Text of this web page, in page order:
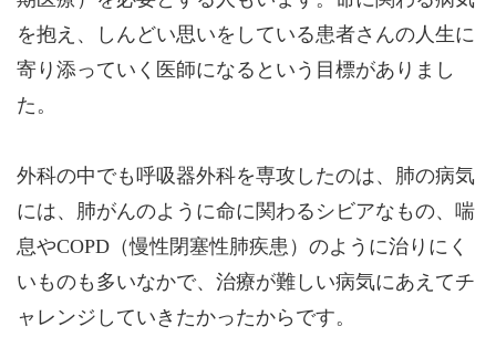
を抱え、しんどい思いをしている患者さんの人生に
寄り添っていく医師になるという目標がありまし
た。
外科の中でも呼吸器外科を専攻したのは、肺の病気
には、肺がんのように命に関わるシビアなもの、喘
息やCOPD（慢性閉塞性肺疾患）のように治りにく
いものも多いなかで、治療が難しい病気にあえてチ
ャレンジしていきたかったからです。